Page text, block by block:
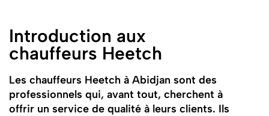
Introduction aux
chauffeurs Heetch
Les chauffeurs Heetch à Abidjan sont des
professionnels qui, avant tout, cherchent à
offrir un service de qualité à leurs clients. Ils